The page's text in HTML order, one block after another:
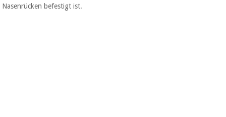
Nasenrücken befestigt ist.